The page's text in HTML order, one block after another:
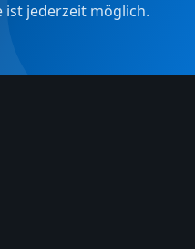
ist jederzeit möglich.